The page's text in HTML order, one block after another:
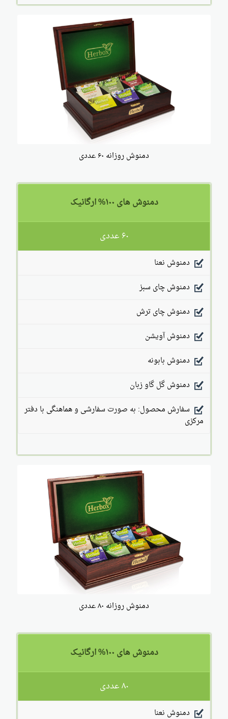
دمنوش روزانه ۶۰ عددی
دمنوش های ۱۰۰% ارگانیک
۶۰ عددی
دمنوش نعنا
دمنوش چای سبز
دمنوش چای ترش
دمنوش آویشن
دمنوش بابونه
دمنوش گل گاو زبان
سفارش محصول: به صورت سفارشی و هماهنگی با دفتر
مرکزی
دمنوش روزانه ۸۰ عددی
دمنوش های ۱۰۰% ارگانیک
۸۰ عددی
دمنوش نعنا